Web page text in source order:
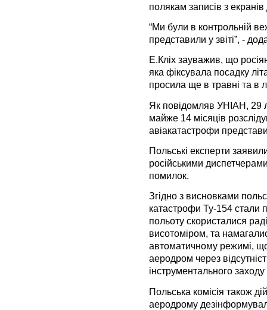
полякам записів з
“Ми були в контрольній
представили у звіті”, -
Е.Кліх зауважив, що
яка фіксувала посадку
просила ще в травні та в
Як повідомляв УНІАН, 29
майже 14 місяців
авіакатастрофи
Польські експерти
російськими
помилок.
Згідно з висновками
катастрофи Ту-154 стали
польоту скористалися
висотоміром, та
автоматичному режимі,
аеродром через
інструментального
Польська комісія також
аеродрому